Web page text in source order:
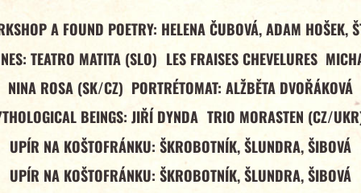
A FOUND POETRY: HELENA ČUBOVÁ, ADAM HOŠEK,
TEATRO MATITA (SLO) LES FRAISES CHEVELURES
NINA ROSA (SK/CZ) PORTRÉTOMAT: ALŽBĚTA DVOŘÁKOVÁ
BEINGS: JIŘÍ DYNDA TRIO MORASTEN (CZ/
UPÍR NA KOŠTOFRÁNKU: ŠKROBOTNÍK, ŠLUNDRA, ŠIBOVÁ
UPÍR NA KOŠTOFRÁNKU: ŠKROBOTNÍK, ŠLUNDRA, ŠIBOVÁ